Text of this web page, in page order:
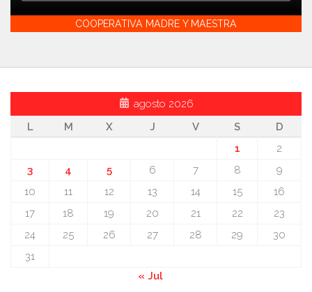
COOPERATIVA MADRE Y MAESTRA
agosto 2026
L
M X J V S
D
1
2
3
4 5 6 7 8
9
10
11 12 13 14 15
16
17
18 19 20 21 22
23
24
25 26 27 28 29
30
31
« Jul